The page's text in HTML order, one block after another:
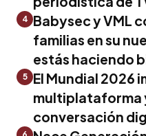
4 Babysec y VML
familias en su
estás haciendo
5
El Mundial 2026
multiplataforma
conversación